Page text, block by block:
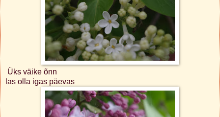
Üks väike õnn
las olla igas päevas